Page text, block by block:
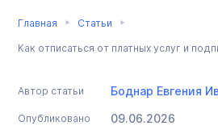
Главная Статьи
Как отписаться от платных услуг и
Автор статьи Боднар Евгения
Опубликовано 09.06.2026